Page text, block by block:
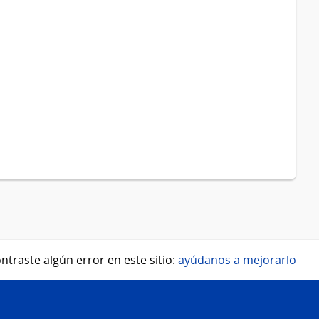
algún error en este sitio: ayúdanos a mejorarlo